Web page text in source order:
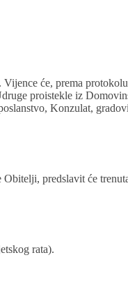
će, prema
proistekle iz
Konzulat,
predslavit će
rata).